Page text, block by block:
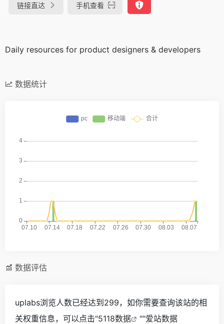
链接直达 手机查看
Daily resources for product designers & developers
数据统计
数据评估
uplabs浏览人数已经达到299，如你需要查询该站的相
关权重信息，可以点击"5118数据 ""爱站数据